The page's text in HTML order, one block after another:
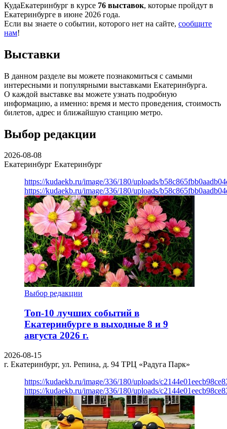
КудаЕкатеринбург в курсе 76 выставок, которые пройдут в
Екатеринбурге в июне 2026 года.
Если вы знаете о событии, которого нет на сайте, сообщите
нам!
Выставки
В данном разделе вы можете познакомиться с самыми
интересными и популярными выставками Екатеринбурга.
О каждой выставке вы можете узнать подробную
информацию, а именно: время и место проведения, стоимость
билетов, адрес и ближайшую станцию метро.
Выбор редакции
2026-08-08
Екатеринбург Екатеринбург
https://kudaekb.ru/image/336/180/uploads/
https://kudaekb.ru/image/336/180/uploads/
Выбор редакции
Топ-10 лучших событий в
Екатеринбурге в выходные 8 и 9
августа 2026 г.
2026-08-15
г. Екатеринбург, ул. Репина, д. 94 ТРЦ «Радуга Парк»
https://kudaekb.ru/image/336/180/uploads/
https://kudaekb.ru/image/336/180/uploads/